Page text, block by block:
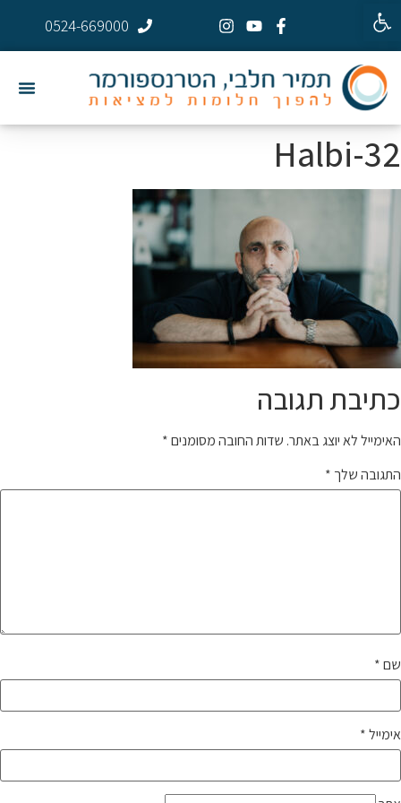
פתח סרגל נגישות
0524-669000
Halbi-32
כתיבת תגובה
האימייל לא יוצג באתר. שדות החובה מסומנים*
התגובה שלך *
שם*
אימייל*